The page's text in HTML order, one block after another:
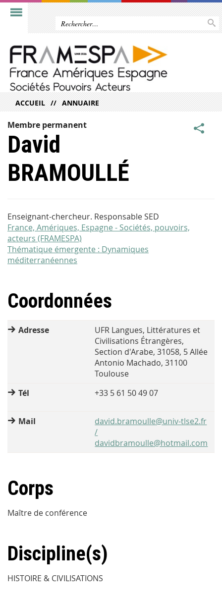
ACCUEIL ANNUAIRE
Membre permanent
David
BRAMOULLÉ
Enseignant-chercheur. Responsable SED
France, Amériques, Espagne - Sociétés, pouvoirs,
acteurs (FRAMESPA)
Thématique émergente : Dynamiques
méditerranéennes
Coordonnées
Adresse
UFR Langues, Littératures et
Civilisations Étrangères,
Section d'Arabe, 31058, 5 Allée
Antonio Machado, 31100
Toulouse
Tél
+33 5 61 50 49 07
Mail
david.bramoulle@univ-tlse2.fr
/
davidbramoulle@hotmail.com
Corps
Maître de conférence
Discipline(s)
HISTOIRE & CIVILISATIONS